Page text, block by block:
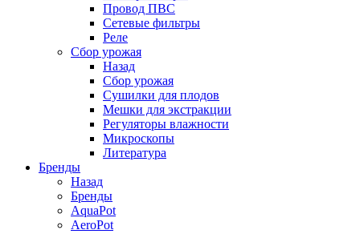
Провод ПВС
Сетевые фильтры
Реле
Сбор урожая
Назад
Сбор урожая
Сушилки для плодов
Мешки для экстракции
Регуляторы влажности
Микроскопы
Литература
Бренды
Назад
Бренды
AquaPot
AeroPot